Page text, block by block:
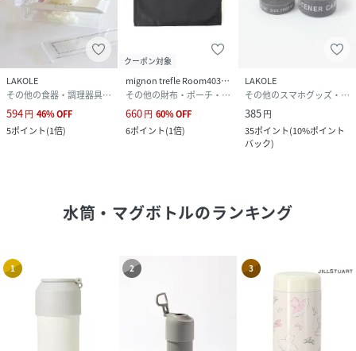
LAKOLE
その他の食器・調理器具・キッチン用品
594円 46%OFF
5ポイント(1倍)
クーポン対象
mignon trefle Room403 selected
その他の財布・ポーチ・ケース
660円 60%OFF
6ポイント(1倍)
LAKOLE
その他のスマホグッズ・オーディオ機器
385円
35ポイント(10%ポイント
バック)
水筒・マグボトルのランキング
1 2 3